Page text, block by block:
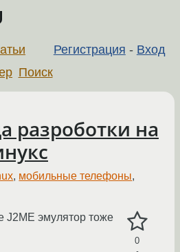
Регистрация - Вход
Поиск
разроботки на
, мобильные телефоны,
0
J2ME эмулятор тоже